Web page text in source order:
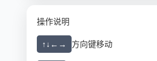
操作说明
↑↓←→
方向键移动